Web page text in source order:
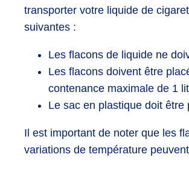
transporter votre liquide de
suivantes :
Les flacons de liquide ne
Les flacons doivent être
contenance maximale de 1
Le sac en plastique doit
Il est important de noter que les
variations de température